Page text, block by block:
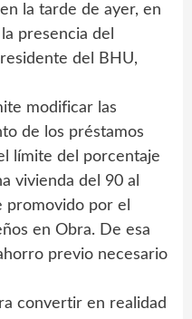
la tarde de ayer, en
presencia del
del BHU,
modificar las
de los préstamos
límite del porcentaje
vivienda del 90 al
promovido por el
en Obra. De esa
previo necesario
convertir en realidad